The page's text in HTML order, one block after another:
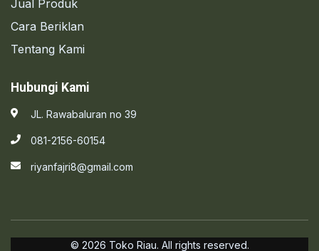
Jual Produk
Cara Beriklan
Tentang Kami
Hubungi Kami
JL. Rawabaluran no 39
081-2156-60154
riyanfajri8@gmail.com
© 2026 Toko Riau. All rights reserved.